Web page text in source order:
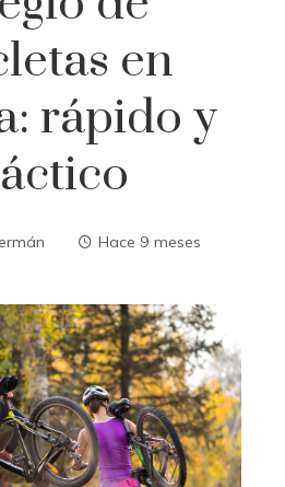
en
rápido y
Hace 9 meses